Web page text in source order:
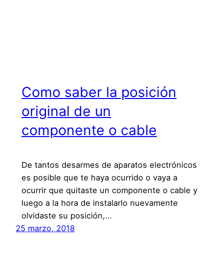
Como saber la posición
original de un
componente o cable
De tantos desarmes de aparatos electrónicos
es posible que te haya ocurrido o vaya a
ocurrir que quitaste un componente o cable y
luego a la hora de instalarlo nuevamente
olvidaste su posición,…
25 marzo, 2018